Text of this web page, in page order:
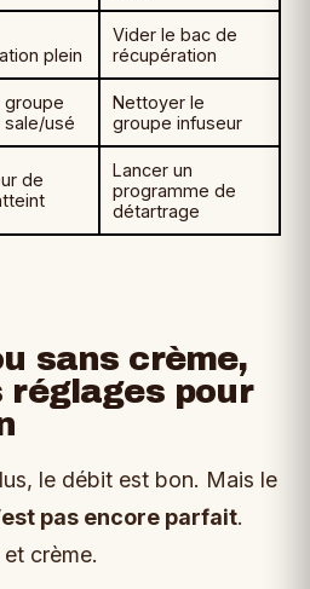
plein
Vider le bac de
récupération
groupe
sale/usé
Nettoyer le
groupe infuseur
de
Lancer un
programme de
détartrage
sans crème,
réglages pour
le débit est bon. Mais le
pas encore parfait.
crème.